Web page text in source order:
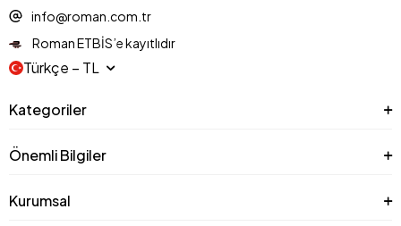
info@roman.com.tr
Roman ETBİS’e kayıtlıdır
Türkçe − TL
Kategoriler
Önemli Bilgiler
Kurumsal